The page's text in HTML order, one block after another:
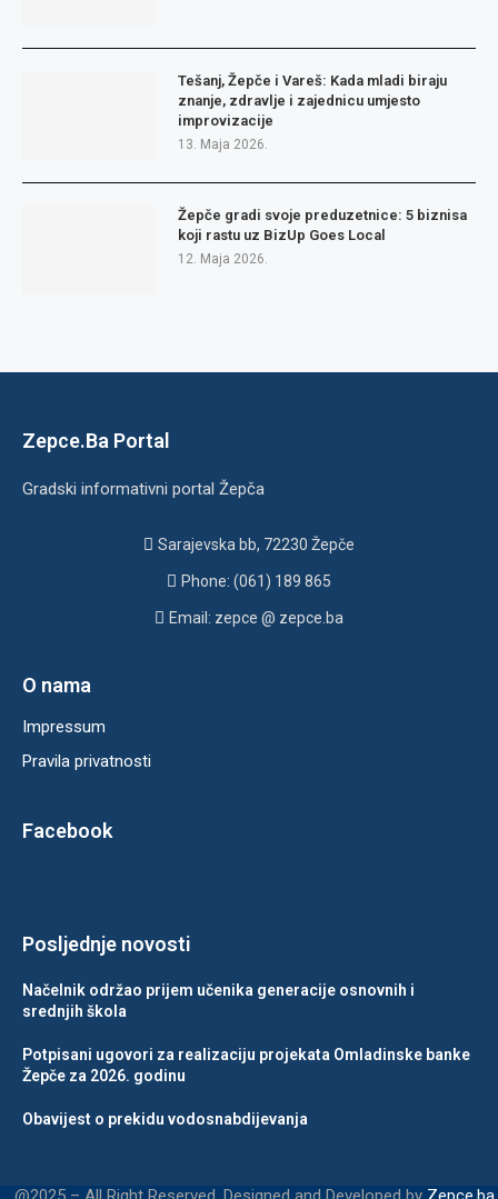
Tešanj, Žepče i Vareš: Kada mladi biraju
znanje, zdravlje i zajednicu umjesto
improvizacije
13. Maja 2026.
Žepče gradi svoje preduzetnice: 5 biznisa
koji rastu uz BizUp Goes Local
12. Maja 2026.
Zepce.Ba Portal
Gradski informativni portal Žepča
Sarajevska bb, 72230 Žepče
Phone: (061) 189 865
Email: zepce @ zepce.ba
O nama
Impressum
Pravila privatnosti
Facebook
Posljednje novosti
Načelnik održao prijem učenika generacije osnovnih i
srednjih škola
Potpisani ugovori za realizaciju projekata Omladinske banke
Žepče za 2026. godinu
Obavijest o prekidu vodosnabdijevanja